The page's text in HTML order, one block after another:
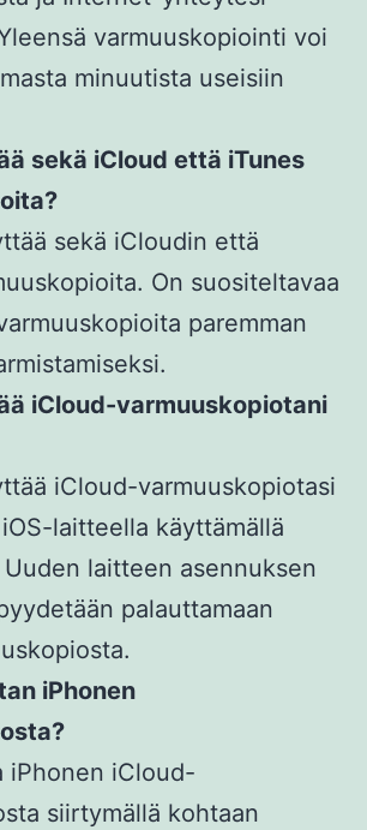
varmuuskopiointi voi
minuutista useisiin
sekä iCloud että iTunes
sekä iCloudin että
On suositeltavaa
paremman
iCloud-varmuuskopiotani
iCloud-varmuuskopiotasi
laitteella käyttämällä
laitteen asennuksen
palauttamaan
iPhonen
iPhonen iCloud-
siirtymällä kohtaan